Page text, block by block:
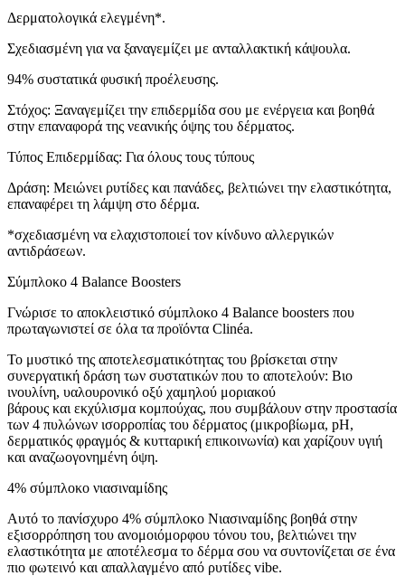
Δερματολογικά ελεγμένη*.
Σχεδιασμένη για να ξαναγεμίζει με ανταλλακτική κάψουλα.
94% συστατικά φυσική προέλευσης.
Στόχος: Ξαναγεμίζει την επιδερμίδα σου με ενέργεια και βοηθά
στην επαναφορά της νεανικής όψης του δέρματος.
Τύπος Επιδερμίδας: Για όλους τους τύπους
Δράση: Μειώνει ρυτίδες και πανάδες, βελτιώνει την ελαστικότητα,
επαναφέρει τη λάμψη στο δέρμα.
*σχεδιασμένη να ελαχιστοποιεί τον κίνδυνο αλλεργικών
αντιδράσεων.
Σύμπλοκο 4 Balance Boosters
Γνώρισε το αποκλειστικό σύμπλοκο 4 Balance boosters που
πρωταγωνιστεί σε όλα τα προϊόντα Clinéa.
Το μυστικό της αποτελεσματικότητας του βρίσκεται στην
συνεργατική δράση των συστατικών που το αποτελούν: Βιο
ινουλίνη, υαλουρονικό οξύ χαμηλού μοριακού
βάρους και εκχύλισμα κομπούχας, που συμβάλουν στην προστασία
των 4 πυλώνων ισορροπίας του δέρματος (μικροβίωμα, pH,
δερματικός φραγμός & κυτταρική επικοινωνία) και χαρίζουν υγιή
και αναζωογονημένη όψη.
4% σύμπλοκο νιασιναμίδης
Αυτό το πανίσχυρο 4% σύμπλοκο Νιασιναμίδης βοηθά στην
εξισορρόπηση του ανομοιόμορφου τόνου του, βελτιώνει την
ελαστικότητα με αποτέλεσμα το δέρμα σου να συντονίζεται σε ένα
πιο φωτεινό και απαλλαγμένο από ρυτίδες vibe.